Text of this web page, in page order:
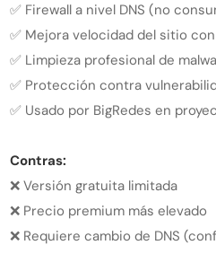
✅ Firewall a nivel DNS (no
✅ Mejora velocidad del sitio con
✅ Limpieza profesional de
✅ Protección contra
✅ Usado por BigRedes en
Contras:
❌ Versión gratuita limitada
❌ Precio premium más elevado
❌ Requiere cambio de DNS